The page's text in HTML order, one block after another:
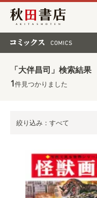
秋田書店
「大伴昌司」検索結果
1件見つかりました
絞り込み：すべて